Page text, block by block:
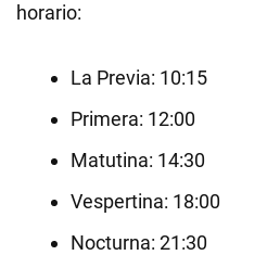
horario:
La Previa: 10:15
Primera: 12:00
Matutina: 14:30
Vespertina: 18:00
Nocturna: 21:30